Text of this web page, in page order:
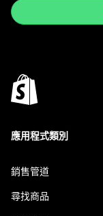
應用程式類別
銷售管道
尋找商品